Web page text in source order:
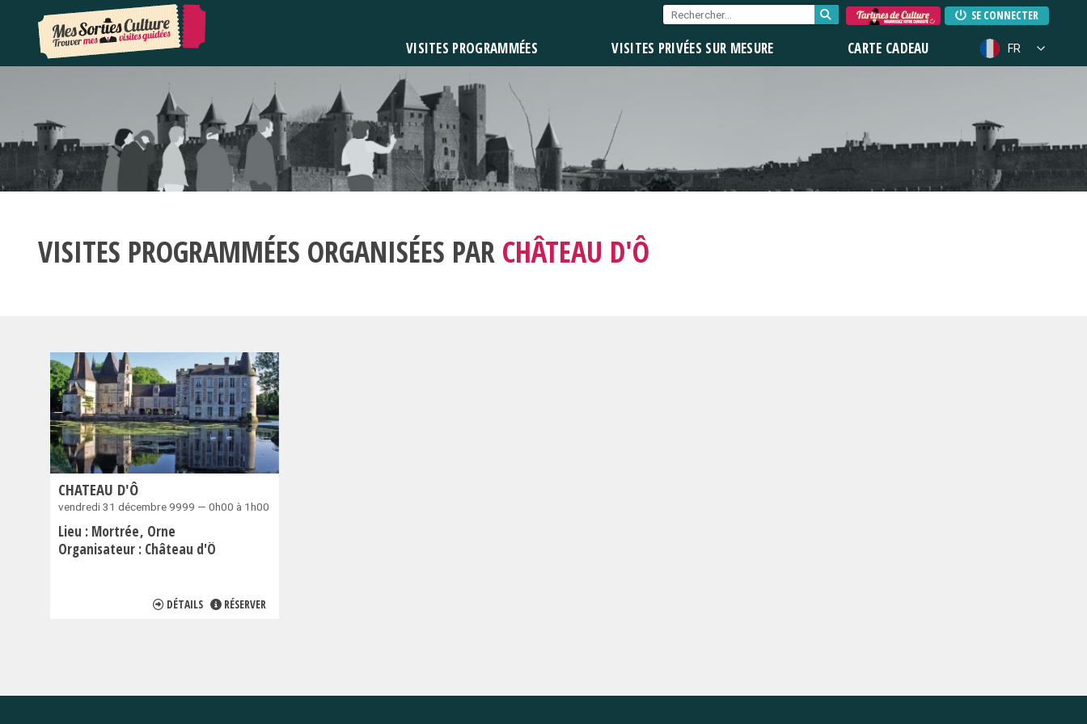
SE CONNECTER
VISITES PROGRAMMÉES VISITES PRIVÉES SUR MESURE CARTE CADEAU FR
VISITES PROGRAMMÉES ORGANISÉES PAR CHÂTEAU D'Ô
CHATEAU D'Ô
vendredi 31 décembre 9999 — 0h00 à 1h00
Lieu : Mortrée Orne
Organisateur : Château d'Ô
DÉTAILS RÉSERVER